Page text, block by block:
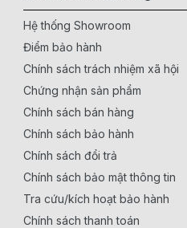
Hệ thống Showroom
Điểm bảo hành
Chính sách trách nhiệm xã hội
Chứng nhận sản phẩm
Chính sách bán hàng
Chính sách bảo hành
Chính sách đổi trả
Chính sách bảo mật thông tin
Tra cứu/kích hoạt bảo hành
Chính sách thanh toán